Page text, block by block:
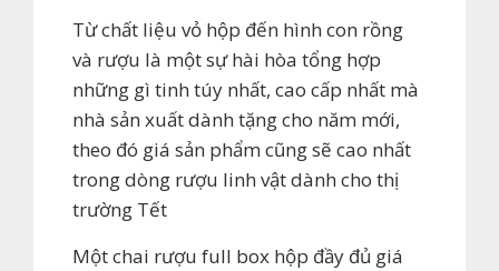
Từ chất liệu vỏ hộp đến hình con rồng
và rượu là một sự hài hòa tổng hợp
những gì tinh túy nhất, cao cấp nhất mà
nhà sản xuất dành tặng cho năm mới,
theo đó giá sản phẩm cũng sẽ cao nhất
trong dòng rượu linh vật dành cho thị
trường Tết
Một chai rượu full box hộp đầy đủ giá